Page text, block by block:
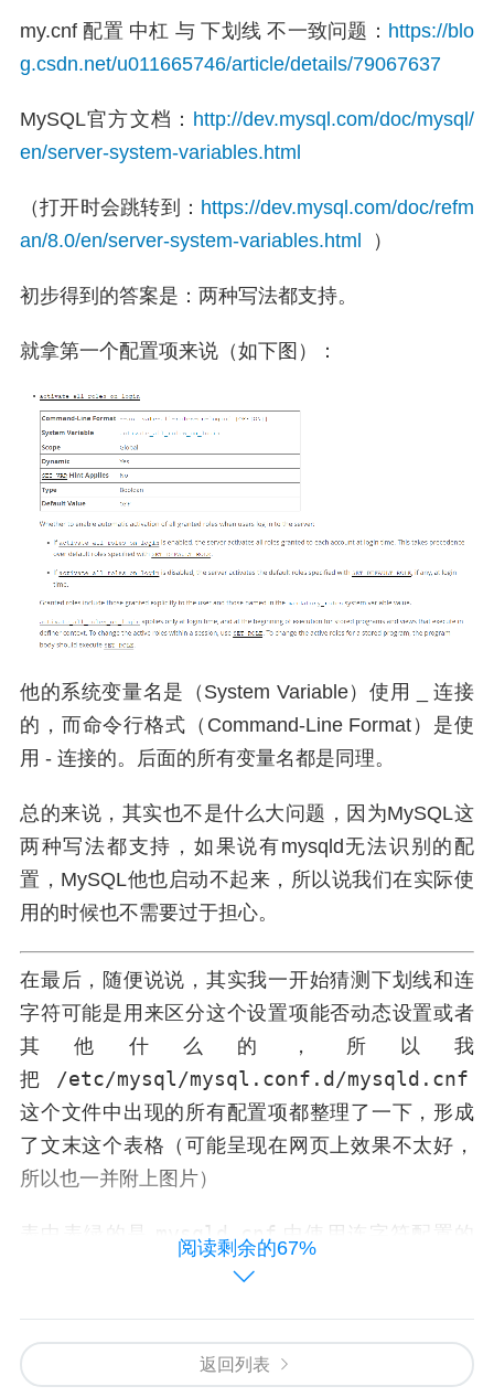
my.cnf 配置 中杠 与 下划线 不一致问题： https://blo
g.csdn.net/u011665746/article/details/79067637
MySQL官方文档： http://dev.mysql.com/doc/mysql/
en/server-system-variables.html
（打开时会跳转到： https://dev.mysql.com/doc/refm
an/8.0/en/server-system-variables.html
）
初步得到的答案是：两种写法都支持。
就拿第一个配置项来说（如下图）：
他的系统变量名是（System Variable）使用 _ 连接
的，而命令行格式（Command-Line Format）是使
用 - 连接的。后面的所有变量名都是同理。
总的来说，其实也不是什么大问题，因为MySQL这
两种写法都支持，如果说有mysqld无法识别的配
置，MySQL他也启动不起来，所以说我们在实际使
用的时候也不需要过于担心。
在最后，随便说说，其实我一开始猜测下划线和连
字符可能是用来区分这个设置项能否动态设置或者
其他什么的，所以我
把 /etc/mysql/mysql.conf.d/mysqld.cnf
这个文件中出现的所有配置项都整理了一下，形成
了文末这个表格（可能呈现在网页上效果不太好，
所以也一并附上图片）
表中表绿的是 mysqld.cnf 中使用连字符配置的
项，标黄的是使用下划线配置的项，白色的为不存
似乎连字符和下划线并没有什么必然的联系，不过
好像虽然多数符合我的猜测，但也有一些是例外。
阅读剩余的67%
返回列表